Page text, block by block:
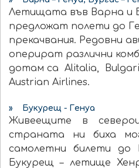
Летищата във Варна и
предложат полети до
прекачвания. Редовни
оперират различни
дотам са Alitalia,
Austrian Airlines.
» Букурещ - Генуа
Живеещите в
страната ни биха
самолетни билети
Букурещ – летище